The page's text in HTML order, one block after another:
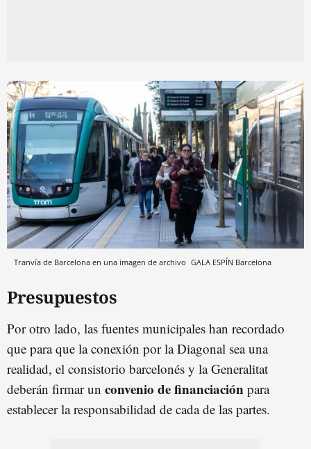
Tranvía de Barcelona en una imagen de archivo GALA ESPÍN Barcelona
Presupuestos
Por otro lado, las fuentes municipales han recordado
que para que la conexión por la Diagonal sea una
realidad, el consistorio barcelonés y la Generalitat
deberán firmar un convenio de financiación para
establecer la responsabilidad de cada de las partes.